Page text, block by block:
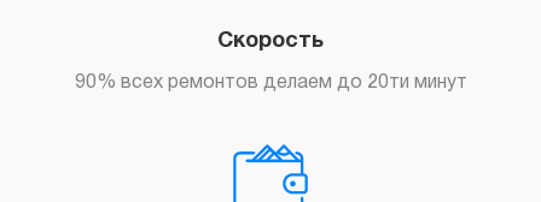
Скорость
90% всех ремонтов делаем до 20ти минут